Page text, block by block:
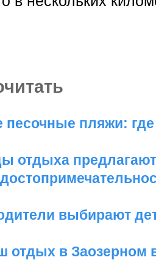
пляжи: где
отдыха
выбирают
отдых в Заозерном